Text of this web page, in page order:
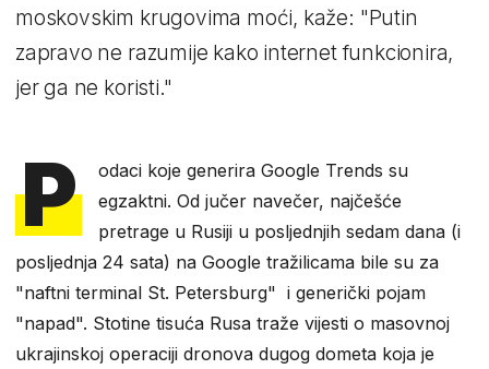
moskovskim krugovima moći, kaže: "Putin
zapravo ne razumije kako internet funkcionira,
jer ga ne koristi."
P
odaci koje generira Google Trends su
egzaktni. Od jučer navečer, najčešće
pretrage u Rusiji u posljednjih sedam dana (i
posljednja 24 sata) na Google tražilicama bile su za
"naftni terminal St. Petersburg" i generički pojam
"napad". Stotine tisuća Rusa traže vijesti o masovnoj
ukrajinskoj operaciji dronova dugog dometa koja je